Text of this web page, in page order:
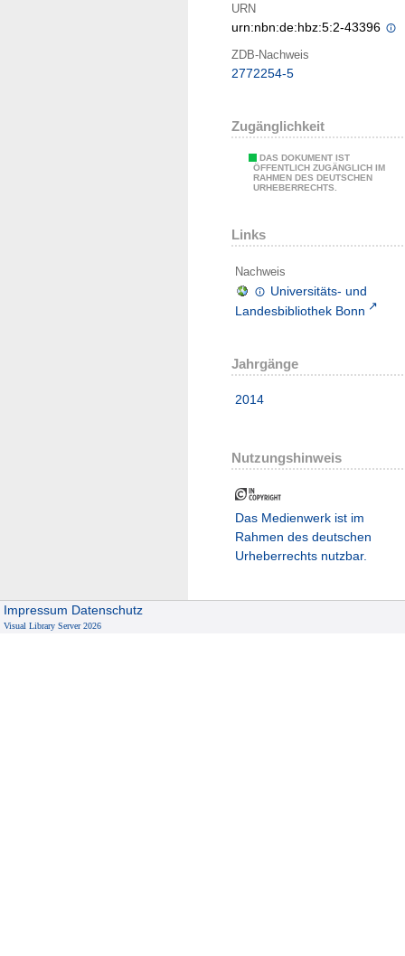
URN
urn:nbn:de:hbz:5:2-43396
ZDB-Nachweis
2772254-5
Zugänglichkeit
DAS DOKUMENT IST
ÖFFENTLICH ZUGÄNGLICH IM
RAHMEN DES DEUTSCHEN
URHEBERRECHTS.
Links
Nachweis
Universitäts- und
Landesbibliothek Bonn
Jahrgänge
2014
Nutzungshinweis
Das Medienwerk ist im
Rahmen des deutschen
Urheberrechts nutzbar.
Impressum Datenschutz
Visual Library Server 2026